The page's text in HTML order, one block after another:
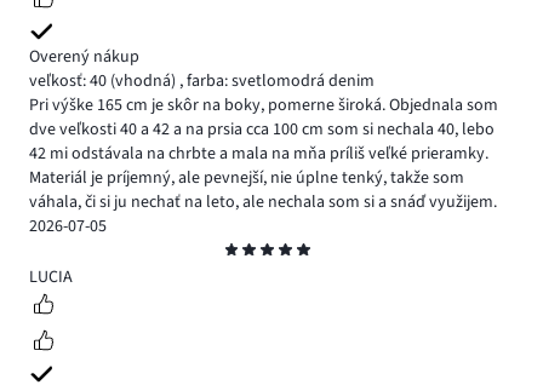
Overený nákup
veľkosť: 40 (vhodná) ,farba: svetlomodrá denim
Pri výške 165 cm je skôr na boky, pomerne široká. Objednala som
dve veľkosti 40 a 42 a na prsia cca 100 cm som si nechala 40, lebo
42 mi odstávala na chrbte a mala na mňa príliš veľké prieramky.
Materiál je príjemný, ale pevnejší, nie úplne tenký, takže som
váhala, či si ju nechať na leto, ale nechala som si a snáď využijem.
2026-07-05
5LUCIA